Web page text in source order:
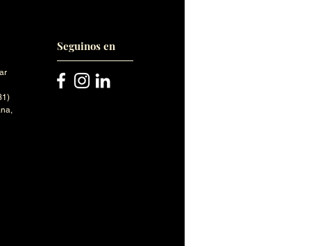
Seguinos en